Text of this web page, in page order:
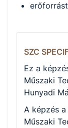
SZC
Ez a
Műszaki
Hunyadi
A képzés
Műszaki